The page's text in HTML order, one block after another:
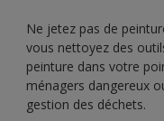
Ne jetez pas de
vous nettoyez des
peinture dans votre
ménagers dangereux
gestion des déchets.